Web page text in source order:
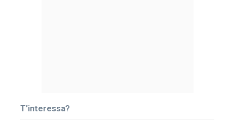
T’interessa?